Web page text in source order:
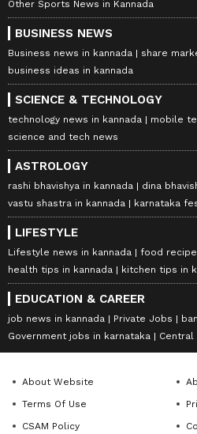
Other Sports News in Kannada
BUSINESS NEWS
Business news in kannada
share
business ideas in kannada
SCIENCE & TECHNOLOGY
technology news in kannada
mobile
science and tech news
ASTROLOGY
rashi bhavishya in kannada dina
vastu shastra in kannada
karnataka
LIFESTYLE
Lifestyle news in kannada
food
health tips in kannada
kitchen tips in
EDUCATION & CAREER
job news in kannada Private Jobs
Government jobs in karnataka
Central
About Website
Terms Of Use
CSAM Policy